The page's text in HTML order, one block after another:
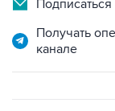
Получать
канале